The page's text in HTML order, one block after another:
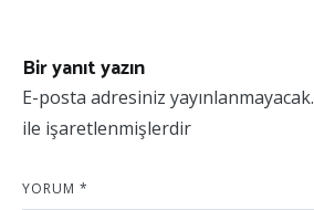
Bir yanıt yazın
E-posta adresiniz yayınlanmayacak.
ile işaretlenmişlerdir
YORUM *